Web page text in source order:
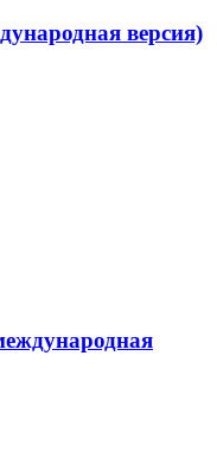
версия)